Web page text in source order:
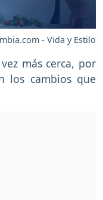
- Vida y Estilo
más cerca, por
los cambios que